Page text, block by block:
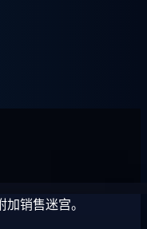
销售迷宫。